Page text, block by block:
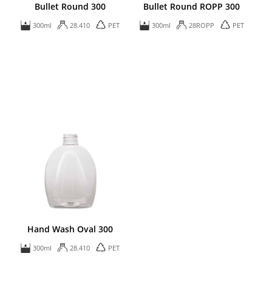
Bullet Round 300
300ml 28.410 PET
Bullet Round ROPP 300
300ml 28ROPP PET
Hand Wash Oval 300
300ml 28.410 PET